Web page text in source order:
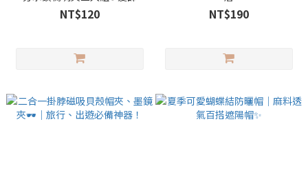
NT$120 NT$190